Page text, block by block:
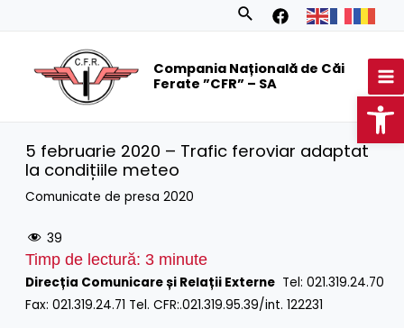
Search
Compania Națională de Căi
Ferate ”CFR” – SA
5 februarie 2020 – Trafic feroviar adaptat
la condițiile meteo
Comunicate de presa 2020
39
Timp de lectură: 3 minute
Direcția Comunicare și Relații Externe Tel: 021.319.24.70
Fax: 021.319.24.71 Tel. CFR:.021.319.95.39/int. 122231